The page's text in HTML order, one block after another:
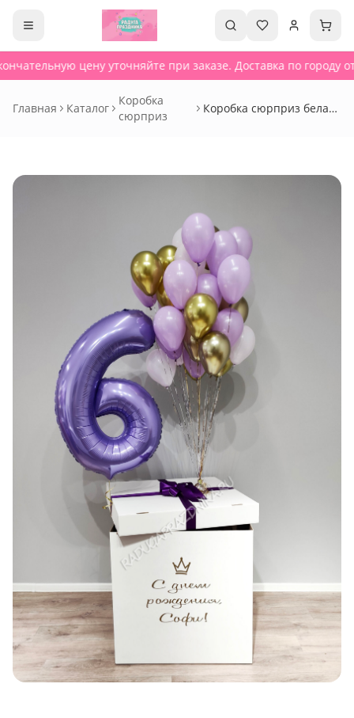
цену уточняйте при заказе. Доставка по городу
Главная Каталог
Коробка
сюрприз
Коробка сюрприз белая